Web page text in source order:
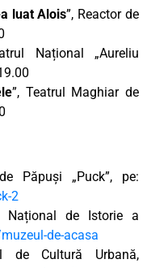
luat Alois”, Reactor de
Național „Aureliu
”, Teatrul Maghiar de
Păpuși „Puck”, pe:
2
Național de Istorie a
de-acasa
de Cultură Urbană,